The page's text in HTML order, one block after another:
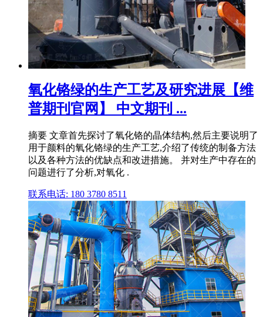
氧化铬绿的生产工艺及研究进展【维
普期刊官网】 中文期刊 ...
摘要 文章首先探讨了氧化铬的晶体结构,然后主要说明了
用于颜料的氧化铬绿的生产工艺,介绍了传统的制备方法
以及各种方法的优缺点和改进措施。 并对生产中存在的
问题进行了分析,对氧化 .
联系电话: 180 3780 8511